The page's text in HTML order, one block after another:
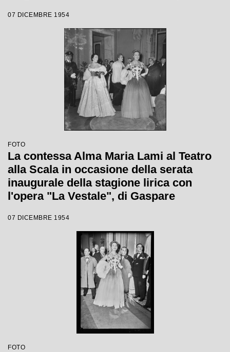
Antonino Votto, con la regia di Luchino
07 DICEMBRE 1954
FOTO
La contessa Alma Maria Lami al Teatro
alla Scala in occasione della serata
inaugurale della stagione lirica con
l'opera "La Vestale", di Gaspare
Visconti e diretta da Antonino Votto
07 DICEMBRE 1954
FOTO